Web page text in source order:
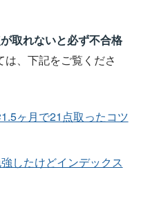
取れないと必ず不合格
、下記をご覧くださ
ヶ月で21点取ったコツ
したけどインデックス